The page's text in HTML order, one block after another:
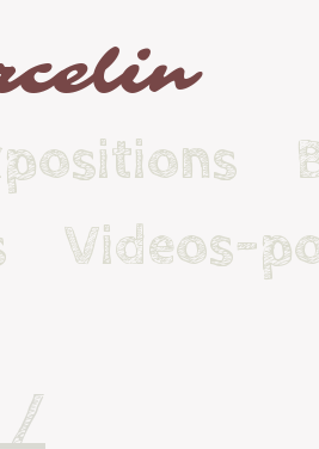
Videos-
/